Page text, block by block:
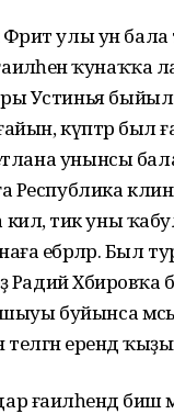
Фәрит улы ун бала
ҡунаҡҡа
Устинья быйыл
күптәр был
унынсы
Республика
тик уны ҡабул
ебәрәләр. Был
Радий Хәбировҡа
буйынса
ерендә
ғаиләһендә биш